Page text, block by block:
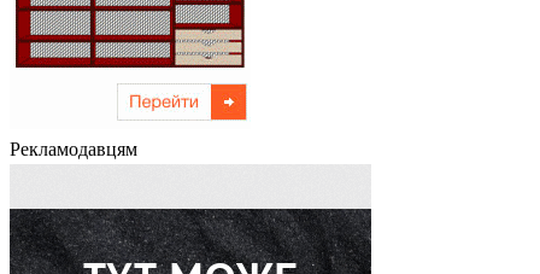
Рекламодавцям